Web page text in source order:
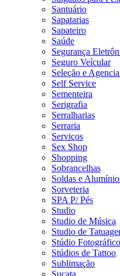
Santuário
Sapatarias
Sapateiro
Saúde
Segurança
Seguro Veícular
Seleção e
Self Service
Sementeira
Serigrafia
Serralharias
Serraria
Serviços
Sex Shop
Shopping
Sobrancelhas
Soldas e
Sorveteria
SPA P/ Pés
Studio
Studio de Música
Studio de
Stúdio Fotográfico
Stúdios de Tattoo
Sublimação
Sucata